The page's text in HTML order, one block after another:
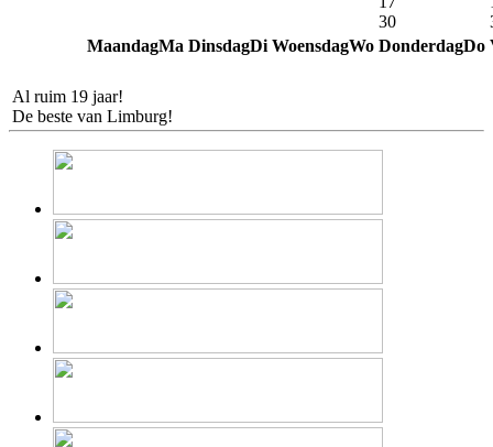
30
MaandagMa DinsdagDi WoensdagWo DonderdagDo
Al ruim 19 jaar!
De beste van Limburg!